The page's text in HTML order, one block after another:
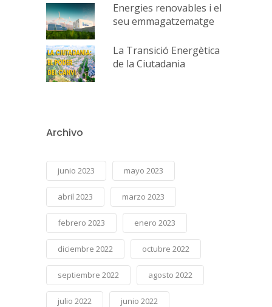
Energies renovables i el
seu emmagatzematge
La Transició Energètica
de la Ciutadania
Archivo
junio 2023 mayo 2023
abril 2023 marzo 2023
febrero 2023 enero 2023
diciembre 2022 octubre 2022
septiembre 2022 agosto 2022
julio 2022 junio 2022